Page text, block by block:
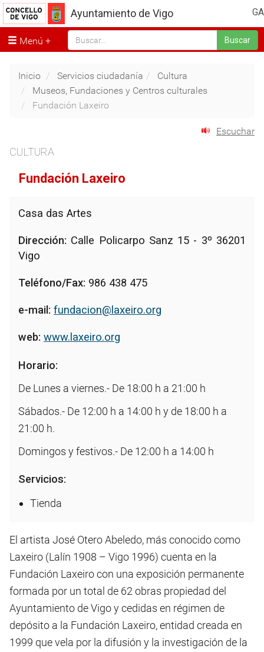
GA
Ayuntamiento de Vigo
Menú Buscar
Inicio Servicios ciudadanía
Cultura
Museos, Fundaciones y Centros culturales
Fundación Laxeiro
Escuchar
CULTURA
Fundación Laxeiro
Casa das Artes
Dirección: Calle Policarpo Sanz 15 - 3º 36201
Vigo
Teléfono/Fax: 986 438 475
e-mail: fundacion@laxeiro.org
web: www.laxeiro.org
Horario:
De Lunes a viernes.- De 18:00 h a 21:00 h
Sábados.- De 12:00 h a 14:00 h y de 18:00 h a
21:00 h.
Domingos y festivos.- De 12:00 h a 14:00 h
Servicios:
Tienda
El artista José Otero Abeledo, más conocido como
Laxeiro (Lalín 1908 – Vigo 1996) cuenta en la
Fundación Laxeiro con una exposición permanente
formada por un total de 62 obras propiedad del
Ayuntamiento de Vigo y cedidas en régimen de
depósito a la Fundación Laxeiro, entidad creada en
1999 que vela por la difusión y la investigación de la